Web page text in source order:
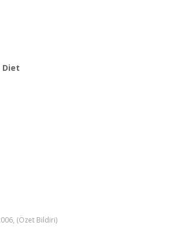
Diet
(Özet Bildiri)